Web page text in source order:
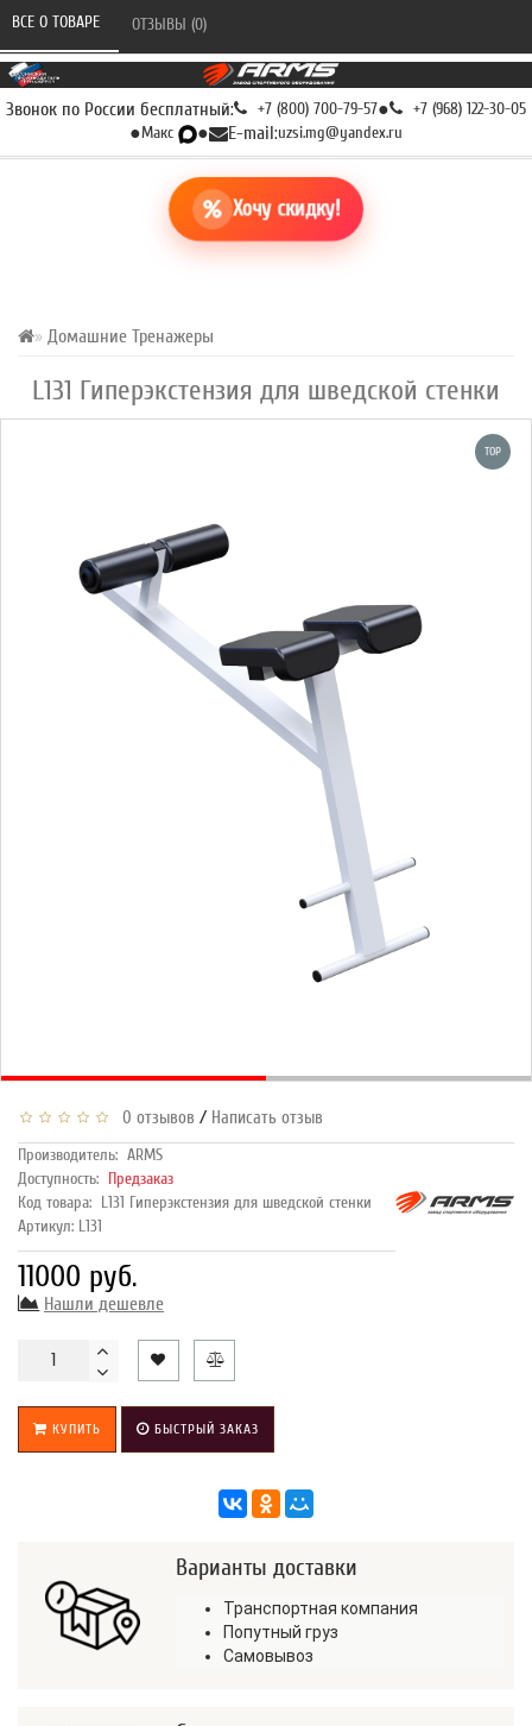
Звонок по России бесплатный: +7 (800) 700-79-57● +7 (968) 122-30-05
●Макс ● E-mail:uzsi.mg@yandex.ru
Хочу скидку!
Домашние Тренажеры
L131 Гиперэкстензия для шведской стенки
ВСЕ О ТОВАРЕ ОТЗЫВЫ (0)
TOP
0 отзывов / Написать отзыв
Производитель: ARMS
Доступность: Предзаказ
Код товара: L131 Гиперэкстензия для шведской стенки
Артикул: L131
11000 руб.
Нашли дешевле
КУПИТЬ БЫСТРЫЙ ЗАКАЗ
Варианты доставки
Транспортная компания
Попутный груз
Самовывоз